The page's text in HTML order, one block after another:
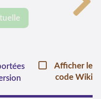
Afficher le
code Wiki